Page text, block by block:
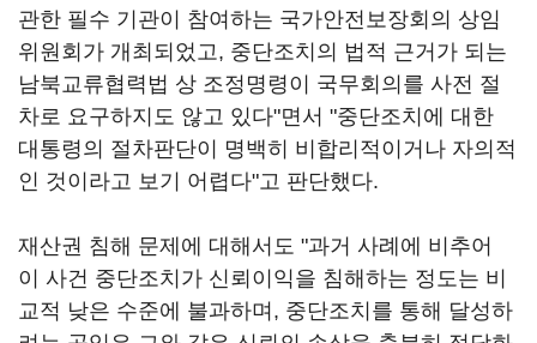
관한 필수 기관이 참여하는 국가안전보장회의 상임
위원회가 개최되었고, 중단조치의 법적 근거가 되는
남북교류협력법 상 조정명령이 국무회의를 사전 절
차로 요구하지도 않고 있다"면서 "중단조치에 대한
대통령의 절차판단이 명백히 비합리적이거나 자의적
인 것이라고 보기 어렵다"고 판단했다.
재산권 침해 문제에 대해서도 "과거 사례에 비추어
이 사건 중단조치가 신뢰이익을 침해하는 정도는 비
교적 낮은 수준에 불과하며, 중단조치를 통해 달성하